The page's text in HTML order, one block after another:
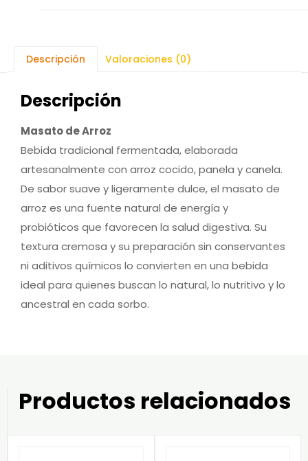
Descripción Valoraciones (0)
Descripción
Masato de Arroz
Bebida tradicional fermentada, elaborada
artesanalmente con arroz cocido, panela y canela.
De sabor suave y ligeramente dulce, el masato de
arroz es una fuente natural de energía y
probióticos que favorecen la salud digestiva. Su
textura cremosa y su preparación sin conservantes
ni aditivos químicos lo convierten en una bebida
ideal para quienes buscan lo natural, lo nutritivo y lo
ancestral en cada sorbo.
Productos relacionados